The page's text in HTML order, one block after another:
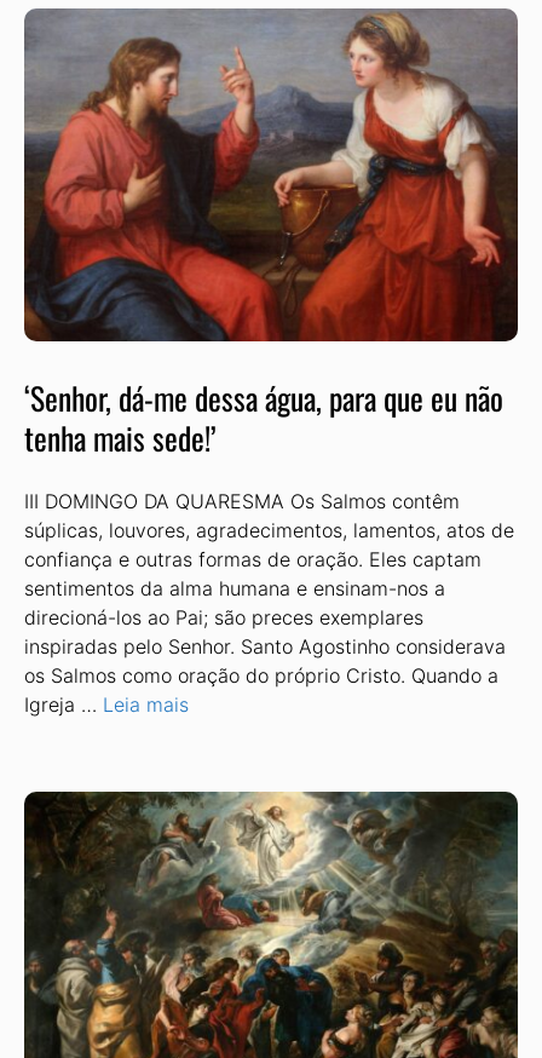
‘Senhor, dá-me dessa água, para que eu não
tenha mais sede!’
III DOMINGO DA QUARESMA Os Salmos contêm
súplicas, louvores, agradecimentos, lamentos, atos de
confiança e outras formas de oração. Eles captam
sentimentos da alma humana e ensinam-nos a
direcioná-los ao Pai; são preces exemplares
inspiradas pelo Senhor. Santo Agostinho considerava
os Salmos como oração do próprio Cristo. Quando a
Igreja … Leia mais